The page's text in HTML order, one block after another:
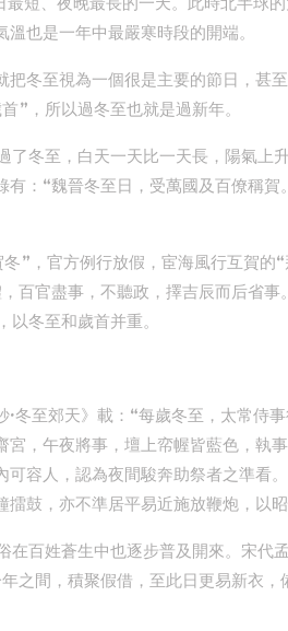
也是一年中最嚴寒時段的開端。
冬至視為一個很是主要的節日，甚
”，所以過冬至也就是過新年。
了冬至，白天一天比一天長，陽氣上
：“魏晉冬至日，受萬國及百僚稱賀
”，官方例行放假，宦海風行互賀的“
百官盡事，不聽政，擇吉辰而后省事
冬至和歲首并重。
冬至郊天》載：“每歲冬至，太常侍
，午夜將事，壇上帟幄皆藍色，執
容人，認為夜間駿奔助祭者之準看
擂鼓，亦不準居平易近施放鞭炮，以
百姓蒼生中也逐步普及開來。宋代
之間，積聚假借，至此日更易新衣，